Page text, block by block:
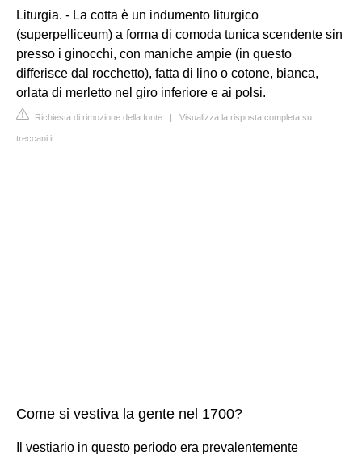
Liturgia. - La cotta è un indumento liturgico
(superpelliceum) a forma di comoda tunica scendente sin
presso i ginocchi, con maniche ampie (in questo
differisce dal rocchetto), fatta di lino o cotone, bianca,
orlata di merletto nel giro inferiore e ai polsi.
Richiesta di rimozione della fonte | Visualizza la risposta completa su
treccani.it
Come si vestiva la gente nel 1700?
Il vestiario in questo periodo era prevalentemente